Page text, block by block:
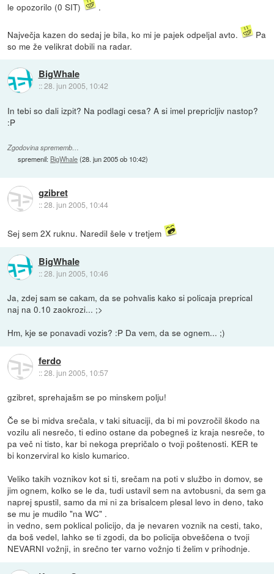
le opozorilo (0 SIT)
.
Največja kazen do sedaj je bila, ko mi je pajek odpeljal avto.
Pa
so me že velikrat dobili na radar.
BigWhale
::28. jun 2005, 10:42
In tebi so dali izpit? Na podlagi cesa? A si imel prepricljiv nastop?
:P
Zgodovina sprememb…
spremenil: BigWhale(28. jun 2005 ob 10:42)
gzibret
::28. jun 2005, 10:44
Sej sem 2X ruknu. Naredil šele v tretjem
BigWhale
::28. jun 2005, 10:46
Ja, zdej sam se cakam, da se pohvalis kako si policaja preprical
naj na 0.10 zaokrozi... ;>
Hm, kje se ponavadi vozis? :P Da vem, da se ognem... ;)
ferdo
::28. jun 2005, 10:57
gzibret, sprehajašm se po minskem polju!
Če se bi midva srečala, v taki situaciji, da bi mi povzročil škodo na
vozilu ali nesrečo, ti edino ostane da pobegneš iz kraja nesreče, to
pa več ni tisto, kar bi nekoga prepričalo o tvoji poštenosti. KER te
bi konzerviral ko kislo kumarico.
Veliko takih voznikov kot si ti, srečam na poti v službo in domov, se
jim ognem, kolko se le da, tudi ustavil sem na avtobusni, da sem ga
naprej spustil, samo da mi ni za brisalcem plesal levo in deno, tako
se mu je mudilo "na WC" .
in vedno, sem poklical policijo, da je nevaren voznik na cesti, tako,
da boš vedel, lahko se ti zgodi, da bo policija obveščena o tvoji
NEVARNI vožnji, in srečno ter varno vožnjo ti želim v prihodnje.